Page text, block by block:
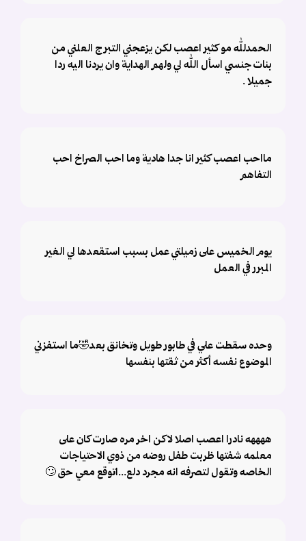
الحمدلله مو كثير اعصب لكن يزعجني التبرج العلني من
بنات جنسي اسأل الله لي ولهم الهداية وان يردنا اليه ردا
جميلا .
مااحب اعصب كثير انا جدا هادية وما احب الصراخ احب
التفاهم
يوم الخميس على زميلتي عمل بسبب استقعدها لي الغير
المبرر في العمل
وحده سقطت علي في طابور طويل وتخانق بعد🤣ما استفزني
الموضوع نفسه أكثر من ثقتها بنفسها
ههههه نادرا اعصب اصلا لاكن اخر مره صارت كان على
معلمه شفتها ظربت طفل روضه من ذوي الاحتياجات
الخاصه وتقول لتصرفه انه مجرد دلع...اتوقع معي حق 🙄